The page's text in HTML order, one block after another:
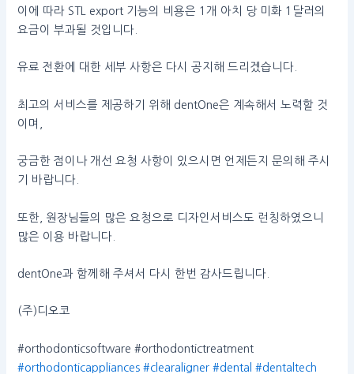
이에 따라 STL export 기능의 비용은 1개 아치 당 미화 1달러의
요금이 부과될 것입니다.
유료 전환에 대한 세부 사항은 다시 공지해 드리겠습니다.
최고의 서비스를 제공하기 위해 dentOne은 계속해서 노력할 것
이며,
궁금한 점이나 개선 요청 사항이 있으시면 언제든지 문의해 주시
기 바랍니다.
또한, 원장님들의 많은 요청으로 디자인서비스도 런칭하였으니
많은 이용 바랍니다.
dentOne과 함께해 주셔서 다시 한번 감사드립니다.
(주)디오코
#orthodonticsoftware #orthodontictreatment
#orthodonticappliances #clearaligner #dental
#dentaltech